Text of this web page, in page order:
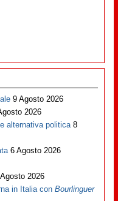
9 Agosto 2026
2026
alternativa politica 8
6 Agosto 2026
2026
in Italia conBourlinguer